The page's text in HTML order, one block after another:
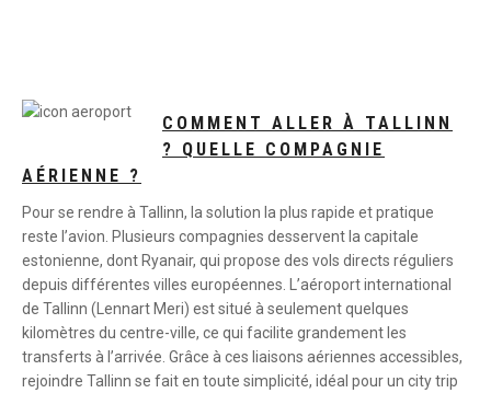
COMMENT ALLER À TALLINN
? QUELLE COMPAGNIE
AÉRIENNE ?
Pour se rendre à Tallinn, la solution la plus rapide et pratique
reste l’avion. Plusieurs compagnies desservent la capitale
estonienne, dont Ryanair, qui propose des vols directs réguliers
depuis différentes villes européennes. L’aéroport international
de Tallinn (Lennart Meri) est situé à seulement quelques
kilomètres du centre-ville, ce qui facilite grandement les
transferts à l’arrivée. Grâce à ces liaisons aériennes accessibles,
rejoindre Tallinn se fait en toute simplicité, idéal pour un city trip